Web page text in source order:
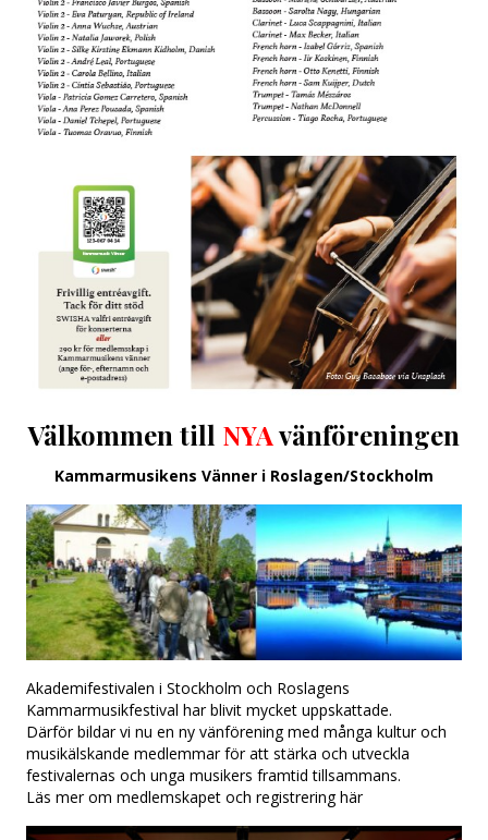
Välkommen till NYAvänföreningen
Kammarmusikens Vänner i Roslagen/Stockholm
Akademifestivalen i Stockholm och Roslagens
Kammarmusikfestival har blivit mycket uppskattade.
Därför bildar vi nu en ny vänförening med många kultur och
musikälskande medlemmar för att stärka och utveckla
festivalernas och unga musikers framtid tillsammans.
Läs mer om medlemskapet och registrering här